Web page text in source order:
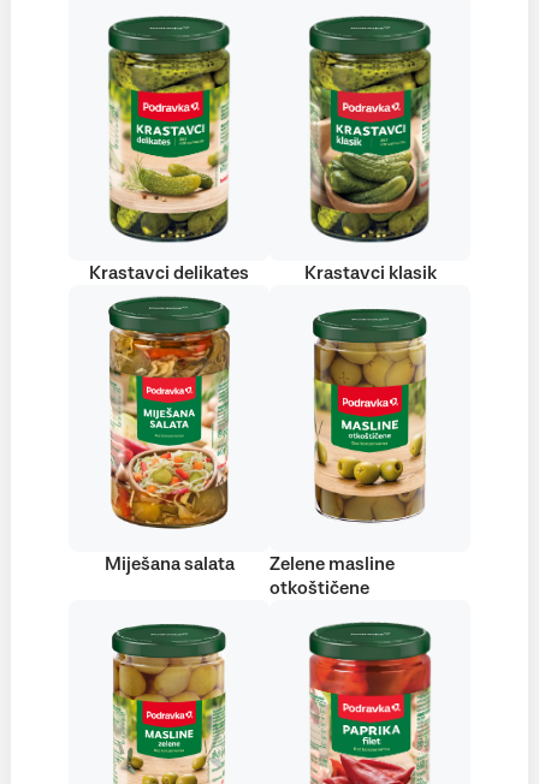
Krastavci delikates Krastavci klasik
Miješana salata
Zelene masline
otkoštičene